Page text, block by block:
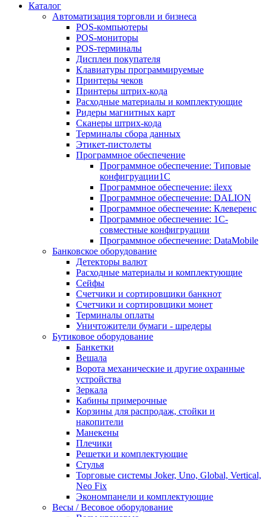
Каталог
Автоматизация торговли и бизнеса
POS-компьютеры
POS-мониторы
POS-терминалы
Дисплеи покупателя
Клавиатуры программируемые
Принтеры чеков
Принтеры штрих-кода
Расходные материалы и комплектующие
Ридеры магнитных карт
Сканеры штрих-кода
Терминалы сбора данных
Этикет-пистолеты
Программное обеспечение
Программное обеспечение: Типовые
конфигруации1С
Программное обеспечение: ilexx
Программное обеспечение: DALION
Программное обеспечение: Клеверенс
Программное обеспечение: 1С-
совместные конфигруации
Программное обеспечение: DataMobile
Банковское оборудование
Детекторы валют
Расходные материалы и комплектующие
Сейфы
Счетчики и сортировщики банкнот
Счетчики и сортировщики монет
Терминалы оплаты
Уничтожители бумаги - шредеры
Бутиковое оборудование
Банкетки
Вешала
Ворота механические и другие охранные
устройства
Зеркала
Кабины примерочные
Корзины для распродаж, стойки и
накопители
Манекены
Плечики
Решетки и комплектующие
Стулья
Торговые системы Joker, Uno, Global, Vertical,
Neo Fix
Экономпанели и комплектующие
Весы / Весовое оборудование